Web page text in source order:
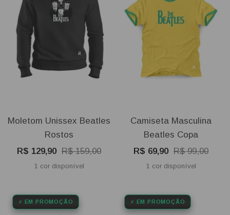
Moletom Unissex Beatles
Rostos
Preço
promocional
R$ 129,90 Preço
normal
R$ 159,00
1 cor disponível
Camiseta Masculina
Beatles Copa
Preço
promocional
R$ 69,90 Preço
normal
R$ 99,00
1 cor disponível
⚡ EM PROMOÇÃO ⚡ EM PROMOÇÃO